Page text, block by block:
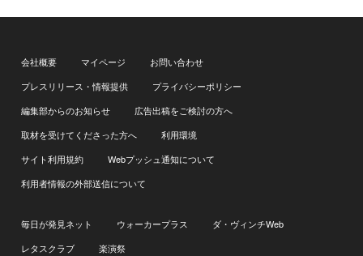
会社概要 マイページ
お問い合わせ
プレスリリース・情報提供
プライバシーポリシー
編集部からのお知らせ
広告出稿をご検討の方へ
取材を受けてくださった方へ
利用環境
サイト利用規約
Webプッシュ通知について
利用者情報の外部送信について
毎日が発見ネット ウォーカープラス
ダ・ヴィンチWeb
レタスクラブ
楽演祭